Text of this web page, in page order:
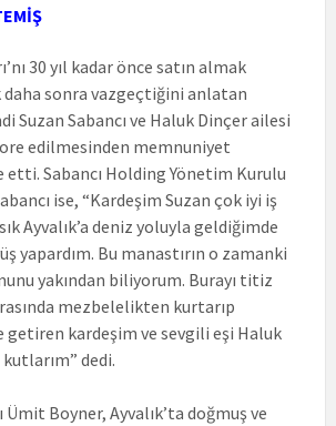
30 yıl kadar önce satın almak
sonra vazgeçtiğini anlatan
Suzan Sabancı ve Haluk Dinçer ailesi
edilmesinden memnuniyet
etti. Sabancı Holding Yönetim Kurulu
ise, “Kardeşim Suzan çok iyi iş
sık Ayvalık’a deniz yoluyla geldiğimde
yapardım. Bu manastırın o zamanki
yakından biliyorum. Burayı titiz
mezbelelikten kurtarıp
getiren kardeşim ve sevgili eşi Haluk
dedi.
Ümit Boyner, Ayvalık’ta doğmuş ve